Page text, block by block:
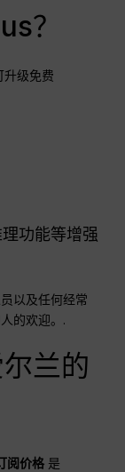
？
升级免费
功能等增强
以及任何经常
的欢迎。.
兰的
阅价格 是